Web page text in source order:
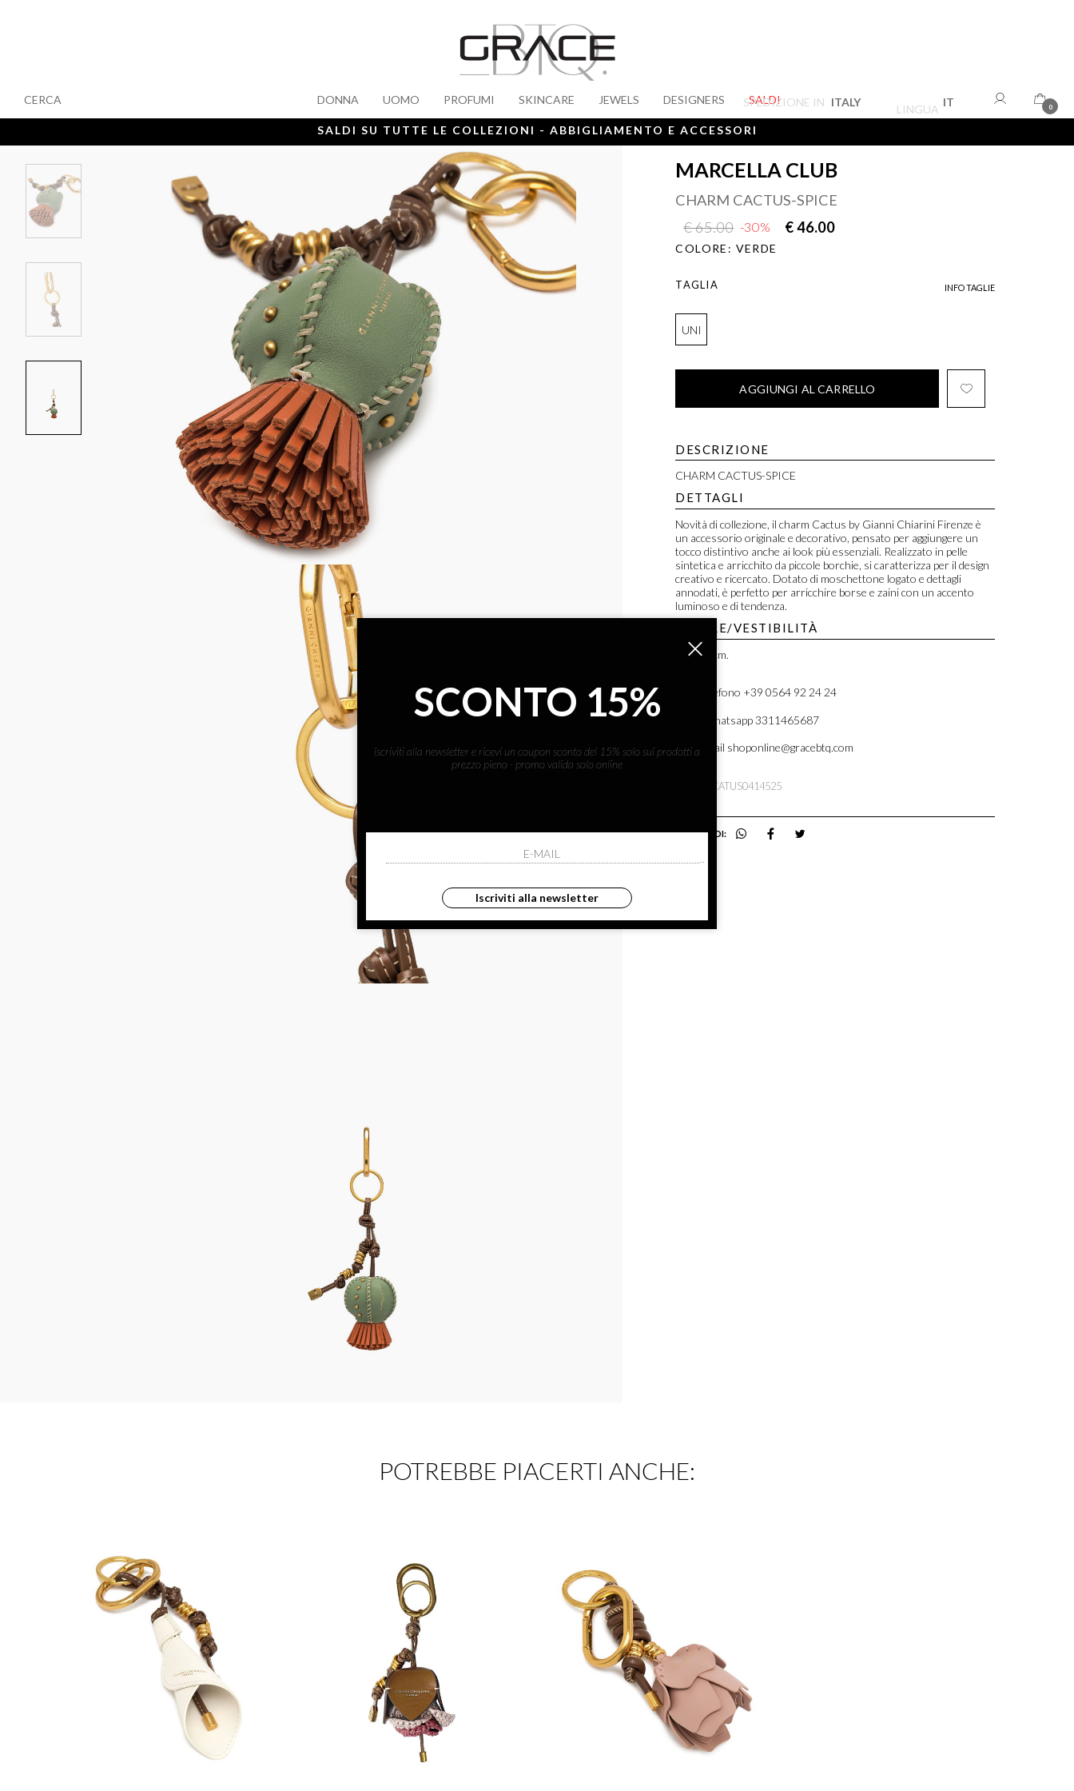
SPEDIZIONE IN ITALY
LINGUA
IT 0
DONNA UOMO PROFUMI SKINCARE JEWELS DESIGNERS SALDI
CERCA
SALDI SU TUTTE LE COLLEZIONI - ABBIGLIAMENTO E ACCESSORI
MARCELLA CLUB
CHARM CACTUS-SPICE
€ 65.00 -30% € 46.00
COLORE: VERDE
TAGLIA INFO TAGLIE
UNI
AGGIUNGI AL CARRELLO
DESCRIZIONE
CHARM CACTUS-SPICE
DETTAGLI
Novità di collezione, il charm Cactus by Gianni Chiarini Firenze è
un accessorio originale e decorativo, pensato per aggiungere un
tocco distintivo anche ai look più essenziali. Realizzato in pelle
sintetica e arricchito da piccole borchie, si caratterizza per il design
creativo e ricercato. Dotato di moschettone logato e dettagli
annodati, è perfetto per arricchire borse e zaini con un accento
luminoso e di tendenza.
MISURE/VESTIBILITÀ
7x20x5 cm.
Telefono +39 0564 92 24 24
Whatsapp 3311465687
Email shoponline@gracebtq.com
SKU: PCCATUS0414525
CONDIVIDI:
POTREBBE PIACERTI ANCHE:
SCONTO 15%
iscriviti alla newsletter e ricevi un coupon sconto del 15% solo sui prodotti a
prezzo pieno - promo valida solo online
Iscriviti alla newsletter